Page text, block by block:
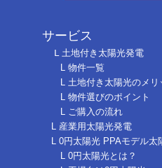
メールでの
サービス
Ⅼ 土地付き太陽光発電
L 物件一覧
L 土地付き太陽光のメリ
L 物件選びのポイント